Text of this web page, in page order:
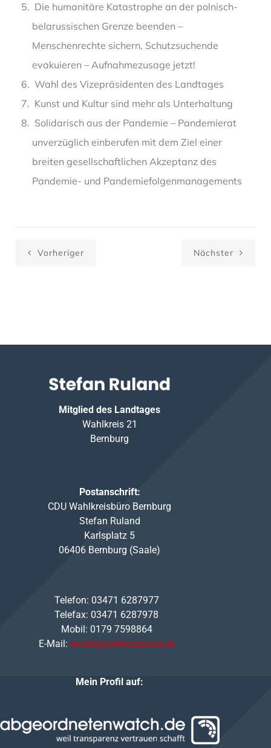
Die humanitäre Katastrophe an der polnisch-
belarussischen Grenze beenden –
Menschenrechte sichern, Schutzsuchende
evakuieren – Aufnahmezusage jetzt!
Wahl des Vizepräsidenten des Landtages
Kunst und Kultur sind mehr als Unterhaltung
Solidarisch aus der Pandemie – Pandemierat
unverzüglich einberufen mit dem Ziel einer
breiten gesellschaftlichen Akzeptanz des
Pandemie- und Pandemiefolgenmanagements
Vorheriger Nächster
Mitglied des Landtages
Wahlkreis 21
Bernburg
Postanschrift:
CDU Wahlkreisbüro Bernburg
Stefan Ruland
Karlsplatz 5
06406 Bernburg (Saale)
Telefon: 03471 6287977
Telefax: 03471 6287978
Mobil: 0179 7598864
E-Mail:emails@stefanruland.de
Mein Profil auf: